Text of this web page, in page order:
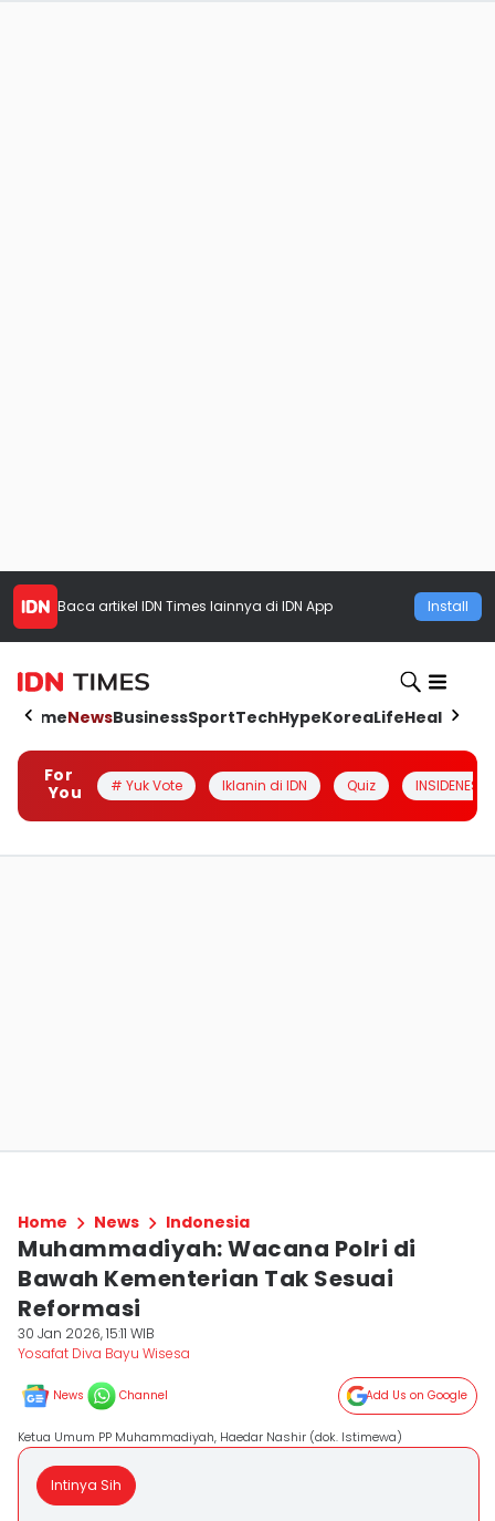
Baca artikel IDN Times lainnya di IDN App Install
HomeNewsBusinessSportTechHypeKoreaLifeHealth
For
You
# Yuk Vote Iklanin di IDN Quiz INSIDENESIA
Home News Indonesia
Muhammadiyah: Wacana Polri di
Bawah Kementerian Tak Sesuai
Reformasi
30 Jan 2026, 15:11 WIB
Yosafat Diva Bayu Wisesa
News Channel Add Us on Google
Ketua Umum PP Muhammadiyah, Haedar Nashir (dok. Istimewa)
Intinya Sih